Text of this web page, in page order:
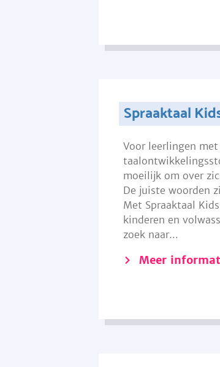
Spraaktaal
Voor leerlingen met
moeilijk om over
De juiste woorden
Met Spraaktaal
kinderen en
zoek naar...
Meer